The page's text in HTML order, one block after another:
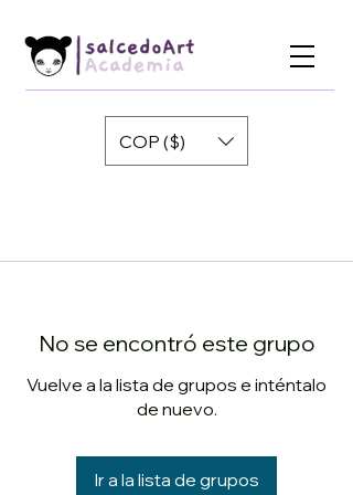
COP ($)
No se encontró este grupo
Vuelve a la lista de grupos e inténtalo
de nuevo.
Ir a la lista de grupos